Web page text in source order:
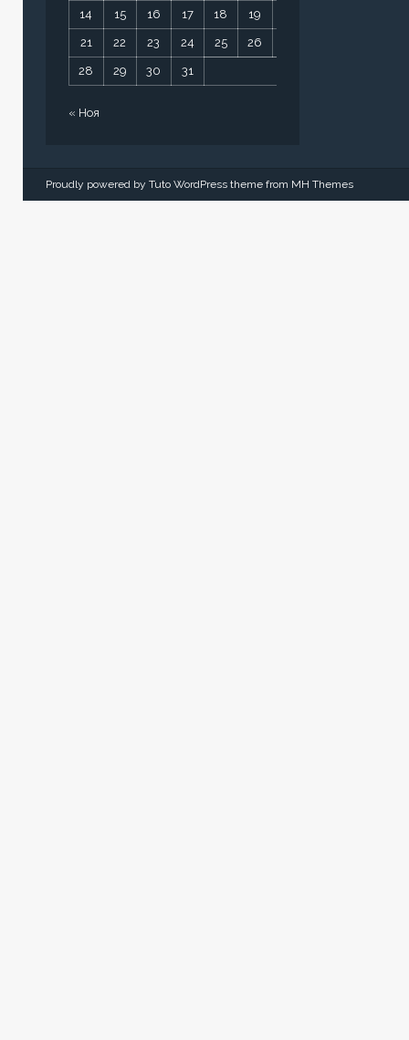
14 15 16 17 18 19
21 22 23 24 25 26
28 29 30 31
« Ноя
Proudly powered by Tuto WordPress theme from MH Themes